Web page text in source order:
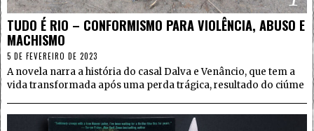
TUDO É RIO – CONFORMISMO PARA VIOLÊNCIA, ABUSO E
MACHISMO
5 DE FEVEREIRO DE 2023
A novela narra a história do casal Dalva e Venâncio, que tem a
vida transformada após uma perda trágica, resultado do ciúme